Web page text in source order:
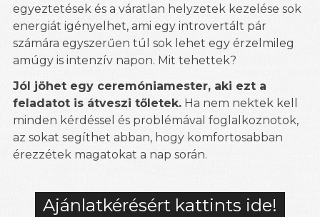
egyeztetések és a váratlan helyzetek kezelése sok
energiát igényelhet, ami egy introvertált pár
számára egyszerűen túl sok lehet egy érzelmileg
amúgy is intenzív napon. Mit tehettek?
Jól jöhet egy ceremóniamester, aki ezt a
feladatot is átveszi tőletek. Ha nem nektek kell
minden kérdéssel és problémával foglalkoznotok,
az sokat segíthet abban, hogy komfortosabban
érezzétek magatokat a nap során.
Ajánlatkérésért kattints ide!